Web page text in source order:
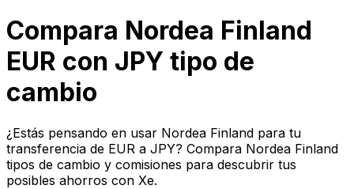
Compara Nordea Finland
EUR con JPY tipo de
cambio
¿Estás pensando en usar Nordea Finland para tu
transferencia de EUR a JPY? Compara Nordea Finland
tipos de cambio y comisiones para descubrir tus
posibles ahorros con Xe.